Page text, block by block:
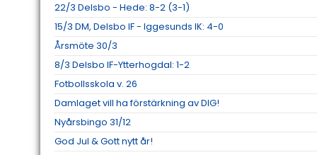
22/3 Delsbo - Hede: 8-2 (3-1)
15/3 DM, Delsbo IF - Iggesunds IK: 4-0
Årsmöte 30/3
8/3 Delsbo IF-Ytterhogdal: 1-2
Fotbollsskola v. 26
Damlaget vill ha förstärkning av DIG!
Nyårsbingo 31/12
God Jul & Gott nytt år!